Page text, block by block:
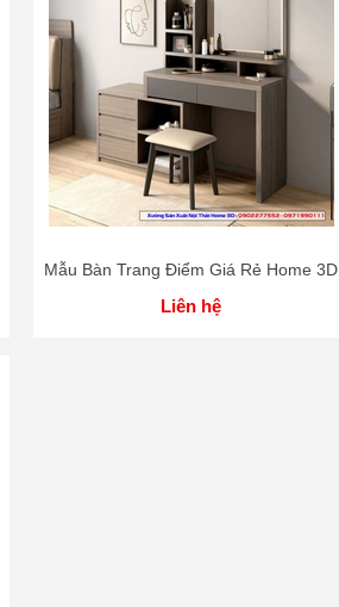
Mẫu Bàn Trang Điểm Giá Rẻ Home 3D
Liên hệ